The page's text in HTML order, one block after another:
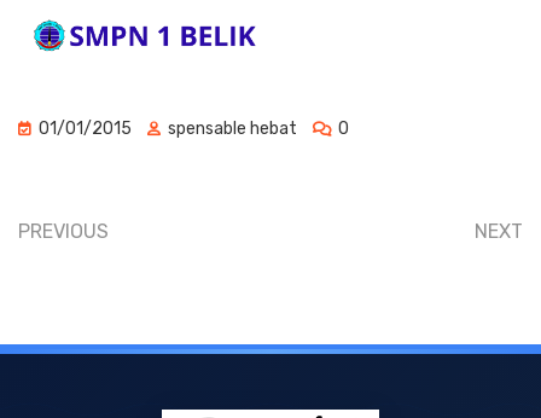
01/01/2015 spensable hebat 0
PREVIOUS NEXT